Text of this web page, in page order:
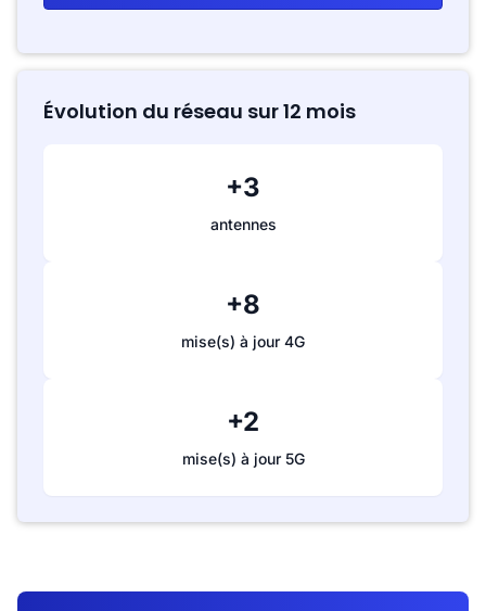
Évolution du réseau sur 12 mois
+3
antennes
+8
mise(s) à jour 4G
+2
mise(s) à jour 5G